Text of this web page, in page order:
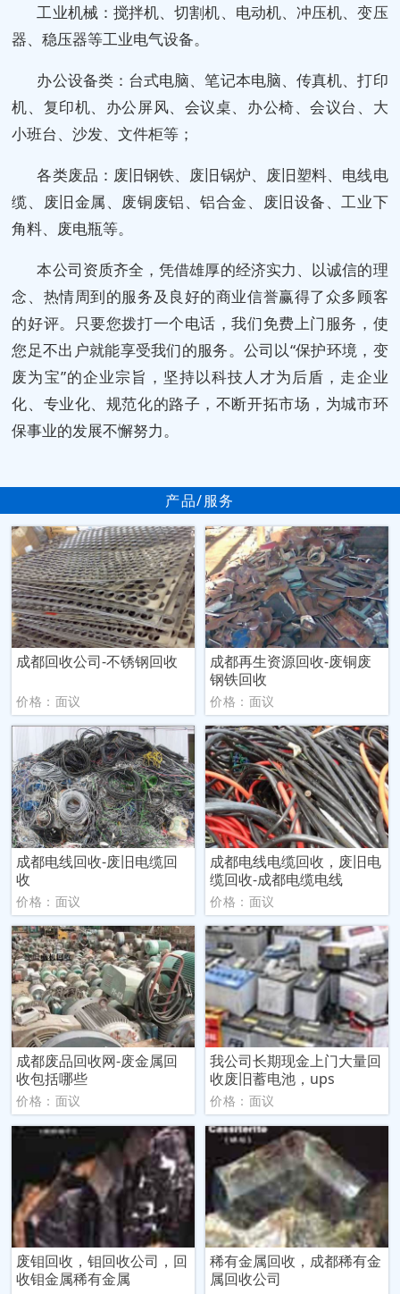
工业机械：搅拌机、切割机、电动机、冲压机、变压
器、稳压器等工业电气设备。
办公设备类：台式电脑、笔记本电脑、传真机、打印
机、复印机、办公屏风、会议桌、办公椅、会议台、大
小班台、沙发、文件柜等；
各类废品：废旧钢铁、废旧锅炉、废旧塑料、电线电
缆、废旧金属、废铜废铝、铝合金、废旧设备、工业下
角料、废电瓶等。
本公司资质齐全，凭借雄厚的经济实力、以诚信的理
念、热情周到的服务及良好的商业信誉赢得了众多顾客
的好评。只要您拨打一个电话，我们免费上门服务，使
您足不出户就能享受我们的服务。公司以“保护环境，变
废为宝”的企业宗旨，坚持以科技人才为后盾，走企业
化、专业化、规范化的路子，不断开拓市场，为城市环
保事业的发展不懈努力。
产品/服务
成都回收公司-不锈钢回收
价格：面议
成都再生资源回收-废铜废
钢铁回收
价格：面议
成都电线回收-废旧电缆回
收
价格：面议
成都电线电缆回收，废旧电
缆回收-成都电缆电线
价格：面议
成都废品回收网-废金属回
收包括哪些
价格：面议
我公司长期现金上门大量回
收废旧蓄电池，ups
价格：面议
废钼回收，钼回收公司，回
收钼金属稀有金属
稀有金属回收，成都稀有金
属回收公司